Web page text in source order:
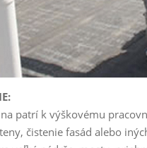
patrí k výškovému
čistenie fasád alebo